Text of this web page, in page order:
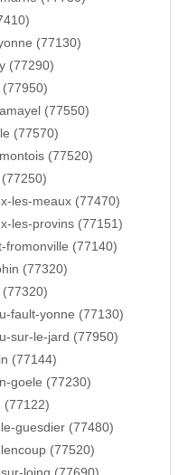
(77130)
(77290)
(77550)
(77570)
(77520)
les-meaux (77470)
les-provins (77151)
fromonville (77140)
(77320)
fault-yonne (77130)
sur-le-jard (77950)
(77144)
goele (77230)
(77122)
guesdier (77480)
(77520)